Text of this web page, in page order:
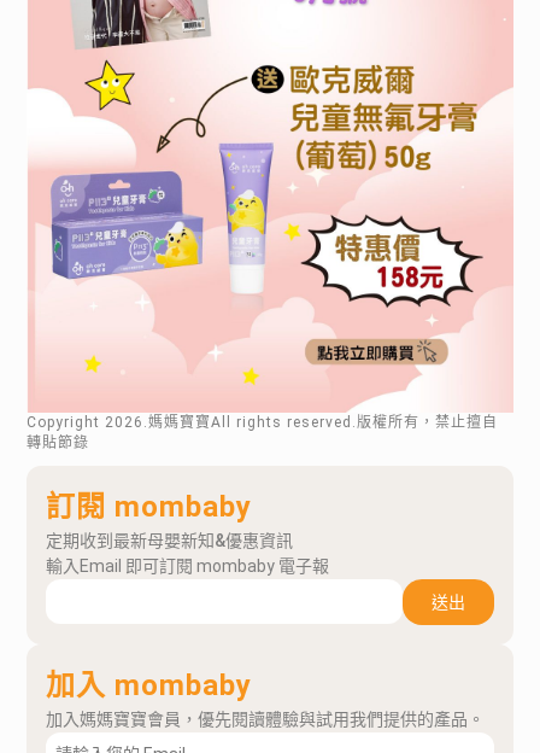
Copyright 2026 .媽媽寶寶All rights reserved.版權所有，禁止擅自
轉貼節錄
訂閱 mombaby
定期收到最新母嬰新知&優惠資訊
輸入Email 即可訂閱 mombaby 電子報
送出
加入 mombaby
加入媽媽寶寶會員，優先閱讀體驗與試用我們提供的產品。